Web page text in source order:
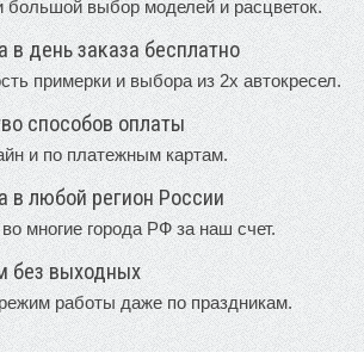
большой выбор моделей и расцветок.
в день заказа бесплатно
примерки и выбора из 2х автокресел.
способов оплаты
и по платежным картам.
в любой регион России
многие города РФ за наш счет.
без выходных
работы даже по праздникам.